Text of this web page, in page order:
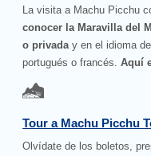
La visita a Machu Picchu
conocer la Maravilla del
o privaday en el idioma
portugués o francés.Aquí
Tour a Machu Picchu
Olvídate de los boletos,